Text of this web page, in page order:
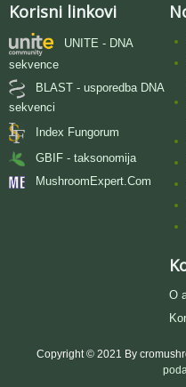
Korisni linkovi
UNITE - DNA
sekvence
BLAST - usporedba DNA
sekvenci
Index Fungorum
GBIF - taksonomija
MushroomExpert.Com
O
Copyright © 2021 By